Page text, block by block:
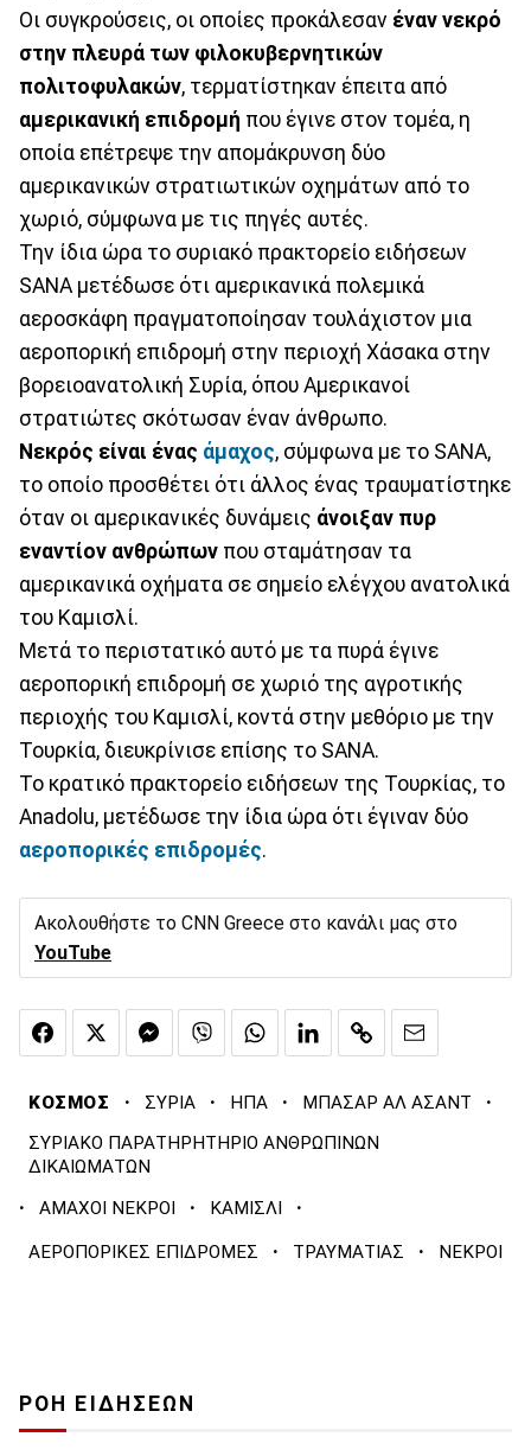
Οι συγκρούσεις, οι οποίες προκάλεσαν έναν νεκρό
στην πλευρά των φιλοκυβερνητικών
πολιτοφυλακών, τερματίστηκαν έπειτα από
αμερικανική επιδρομή που έγινε στον τομέα, η
οποία επέτρεψε την απομάκρυνση δύο
αμερικανικών στρατιωτικών οχημάτων από το
χωριό, σύμφωνα με τις πηγές αυτές.
Την ίδια ώρα το συριακό πρακτορείο ειδήσεων
SANA μετέδωσε ότι αμερικανικά πολεμικά
αεροσκάφη πραγματοποίησαν τουλάχιστον μια
αεροπορική επιδρομή στην περιοχή Χάσακα στην
βορειοανατολική Συρία, όπου Αμερικανοί
στρατιώτες σκότωσαν έναν άνθρωπο.
Νεκρός είναι ένας άμαχος, σύμφωνα με το SANA,
το οποίο προσθέτει ότι άλλος ένας τραυματίστηκε
όταν οι αμερικανικές δυνάμεις άνοιξαν πυρ
εναντίον ανθρώπων που σταμάτησαν τα
αμερικανικά οχήματα σε σημείο ελέγχου ανατολικά
του Καμισλί.
Μετά το περιστατικό αυτό με τα πυρά έγινε
αεροπορική επιδρομή σε χωριό της αγροτικής
περιοχής του Καμισλί, κοντά στην μεθόριο με την
Τουρκία, διευκρίνισε επίσης το SANA.
Το κρατικό πρακτορείο ειδήσεων της Τουρκίας, το
Anadolu, μετέδωσε την ίδια ώρα ότι έγιναν δύο
αεροπορικές επιδρομές.
Ακολουθήστε το CNN Greece στο κανάλι μας στο
YouTube
ΚΟΣΜΟΣ · ΣΥΡΙΑ · ΗΠΑ · ΜΠΑΣΑΡ ΑΛ ΑΣΑΝΤ ·
ΣΥΡΙΑΚΟ ΠΑΡΑΤΗΡΗΤΗΡΙΟ ΑΝΘΡΩΠΙΝΩΝ
ΔΙΚΑΙΩΜΑΤΩΝ
· ΑΜΑΧΟΙ ΝΕΚΡΟΙ · ΚΑΜΙΣΛΙ ·
ΑΕΡΟΠΟΡΙΚΕΣ ΕΠΙΔΡΟΜΕΣ · ΤΡΑΥΜΑΤΙΑΣ · ΝΕΚΡΟΙ
ΡΟΗ ΕΙΔΗΣΕΩΝ